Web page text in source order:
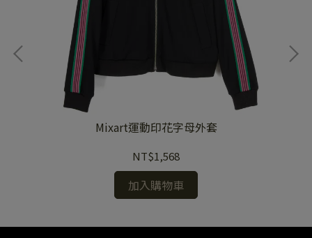
Mixart運動印花字母外套
NT$1,568
加入購物車